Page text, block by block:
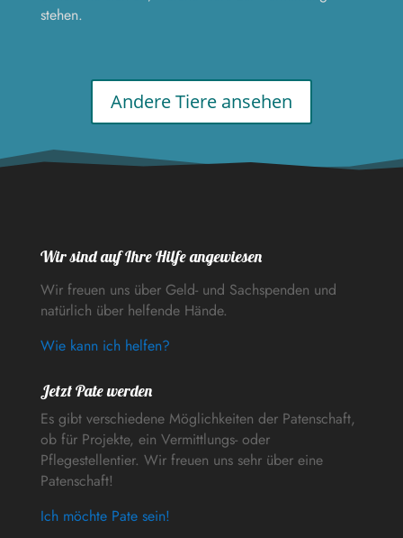
stehen.
Andere Tiere ansehen
Wir sind auf Ihre Hilfe angewiesen
Wir freuen uns über Geld- und Sachspenden und
natürlich über helfende Hände.
Wie kann ich helfen?
Jetzt Pate werden
Es gibt verschiedene Möglichkeiten der Patenschaft,
ob für Projekte, ein Vermittlungs- oder
Pflegestellentier. Wir freuen uns sehr über eine
Patenschaft!
Ich möchte Pate sein!